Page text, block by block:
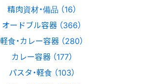
精肉資材・備品 （16）
オードブル容器 （366）
軽食・カレー容器 （280）
カレー容器 （177）
パスタ・軽食 （103）